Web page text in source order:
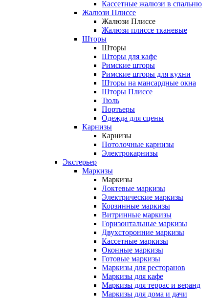
Кассетные жалюзи в спальню
Жалюзи Плиссе
Жалюзи Плиссе
Жалюзи плиссе тканевые
Шторы
Шторы
Шторы для кафе
Римские шторы
Римские шторы для кухни
Шторы на мансардные окна
Шторы Плиссе
Тюль
Портьеры
Одежда для сцены
Карнизы
Карнизы
Потолочные карнизы
Электрокарнизы
Экстерьер
Маркизы
Маркизы
Локтевые маркизы
Электрические маркизы
Корзинные маркизы
Витринные маркизы
Горизонтальные маркизы
Двухсторонние маркизы
Кассетные маркизы
Оконные маркизы
Готовые маркизы
Маркизы для ресторанов
Маркизы для кафе
Маркизы для террас и веранд
Маркизы для дома и дачи